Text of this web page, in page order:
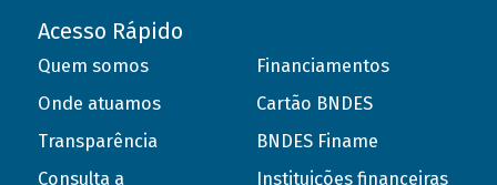
Acesso Rápido
Quem somos
Onde atuamos
Transparência
Consulta a
Financiamentos
Cartão BNDES
BNDES Finame
Instituições financeiras